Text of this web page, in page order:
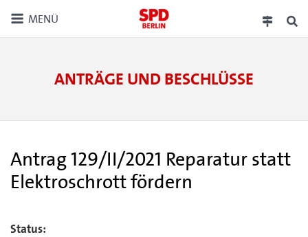
MENÜ
ANTRÄGE UND BESCHLÜSSE
Antrag 129/II/2021 Reparatur statt
Elektroschrott fördern
Status: